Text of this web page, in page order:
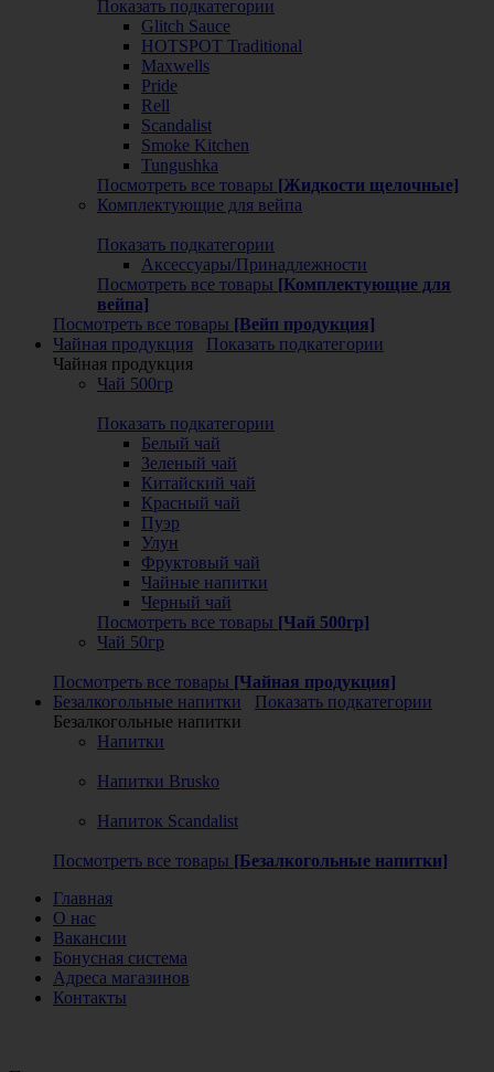
Показать подкатегории
Glitch Sauce
HOTSPOT Traditional
Maxwells
Pride
Rell
Scandalist
Smoke Kitchen
Tungushka
Посмотреть все товары [Жидкости щелочные]
Комплектующие для вейпа
Показать подкатегории
Аксессуары/Принадлежности
Посмотреть все товары [Комплектующие для
вейпа]
Посмотреть все товары [Вейп продукция]
Чайная продукция
Показать подкатегории
Чайная продукция
Чай 500гр
Показать подкатегории
Белый чай
Зеленый чай
Китайский чай
Красный чай
Пуэр
Улун
Фруктовый чай
Чайные напитки
Черный чай
Посмотреть все товары [Чай 500гр]
Чай 50гр
Посмотреть все товары [Чайная продукция]
Безалкогольные напитки
Показать подкатегории
Безалкогольные напитки
Напитки
Напитки Brusko
Напиток Scandalist
Посмотреть все товары [Безалкогольные напитки]
Главная
О нас
Вакансии
Бонусная система
Адреса магазинов
Контакты